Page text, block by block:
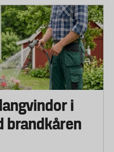
i
brandkåren